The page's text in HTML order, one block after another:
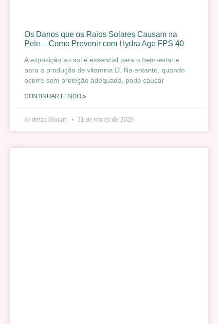
Os Danos que os Raios Solares Causam na
Pele – Como Prevenir com Hydra Age FPS 40
A exposição ao sol é essencial para o bem-estar e
para a produção de vitamina D. No entanto, quando
ocorre sem proteção adequada, pode causar
CONTINUAR LENDO »
Andreza Goulart 21 de março de 2026